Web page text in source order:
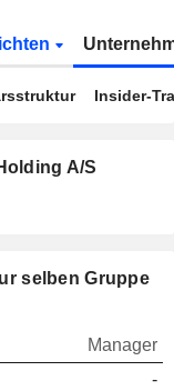
Insider-
A/S
selben Gruppe
Manager
-